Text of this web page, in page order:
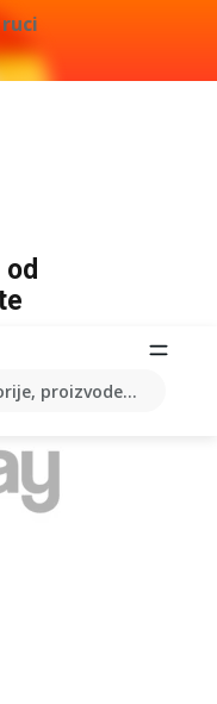
proizvode...